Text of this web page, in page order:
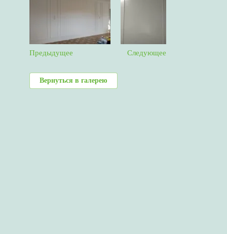
Предыдущее Следующее
Вернуться в галерею